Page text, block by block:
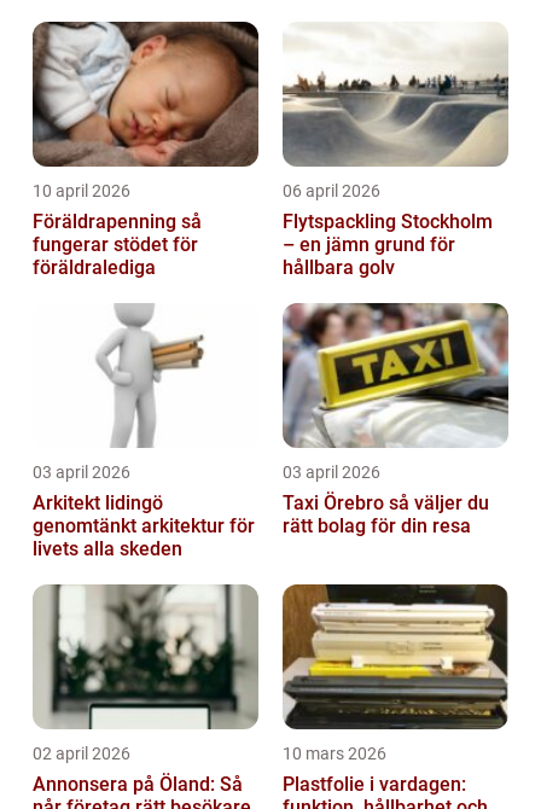
10 april 2026
Föräldrapenning så
fungerar stödet för
föräldralediga
06 april 2026
Flytspackling Stockholm
– en jämn grund för
hållbara golv
03 april 2026
Arkitekt lidingö
genomtänkt arkitektur för
livets alla skeden
03 april 2026
Taxi Örebro så väljer du
rätt bolag för din resa
02 april 2026
Annonsera på Öland: Så
10 mars 2026
Plastfolie i vardagen: